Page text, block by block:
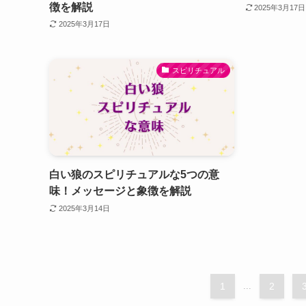
徴を解説
2025年3月17日
2025年3月17日
スピリチュアル
白い狼のスピリチュアルな5つの意
味！メッセージと象徴を解説
2025年3月14日
1 2 3